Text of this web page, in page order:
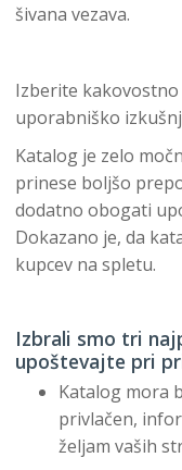
šivana vezava.
Izberite
uporabniško
Katalog je zelo
prinese boljšo
dodatno obogati
Dokazano je, da
kupcev na spletu.
Izbrali smo tri
upoštevajte pri
Katalog mora
privlačen,
željam vaših